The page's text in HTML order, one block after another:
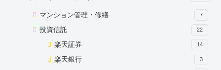
マンション管理・修繕 7
投資信託 22
楽天証券 14
楽天銀行 3